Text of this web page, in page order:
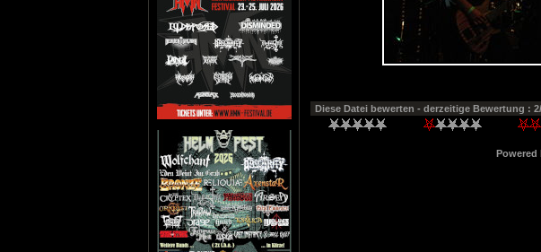
Diese Datei bewerten - derzeitige Bewertung :
Powered